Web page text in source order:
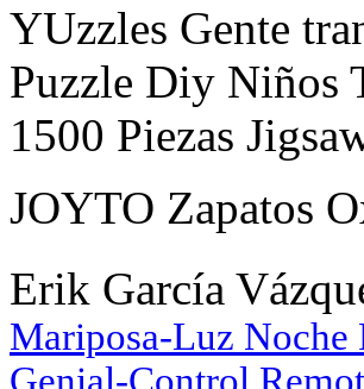
YUzzles Gente
Puzzle Diy Niños
1500 Piezas
JOYTO Zapatos
Erik García
Mariposa-Luz Noche
Genial-Control